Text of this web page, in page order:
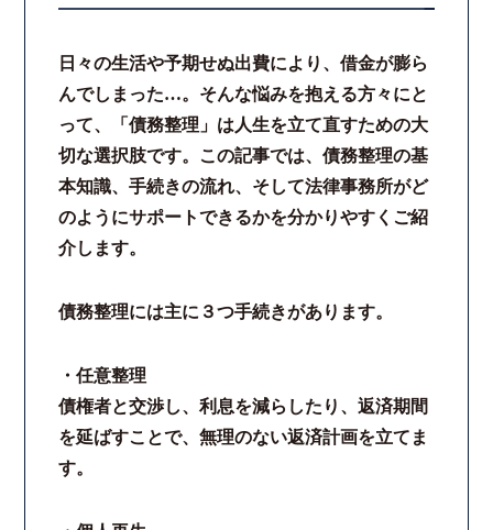
日々の生活や予期せぬ出費により、借金が膨ら
んでしまった…。そんな悩みを抱える方々にと
って、「債務整理」は人生を立て直すための大
切な選択肢です。この記事では、債務整理の基
本知識、手続きの流れ、そして法律事務所がど
のようにサポートできるかを分かりやすくご紹
介します。
債務整理には主に３つ手続きがあります。
・任意整理
債権者と交渉し、利息を減らしたり、返済期間
を延ばすことで、無理のない返済計画を立てま
す。